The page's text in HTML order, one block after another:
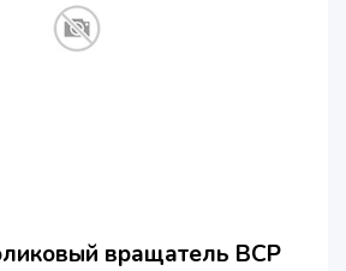
вращатель ВСР